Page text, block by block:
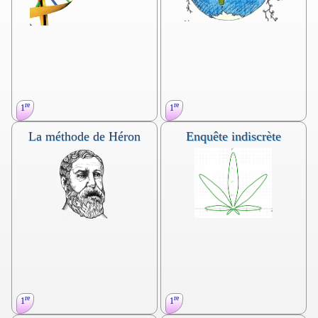
utilisation des ET, OU, NON).
1re
Probabilité, conditionnement,
indépendance, loi binomiale.
Nature. Devoir en temps libre. première
générale, terminale générale (spécialité.
Maths complémentaires) ou
technologique. terminale
1re
Variable aléatoire discrète, loi de
probabilité. Espérance.
Interpréter l’espérance comme
valeur moyenne. Arbre pondéré.
Dynamique des populations. TP. Première
La méthode de Héron
1re
Enquête indiscrète
1re